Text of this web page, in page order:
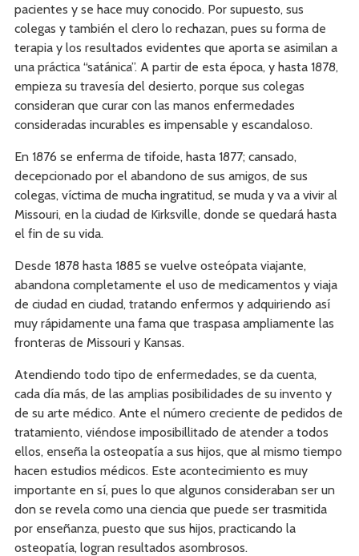
pacientes y se hace muy conocido. Por supuesto, sus
colegas y también el clero lo rechazan, pues su forma de
terapia y los resultados evidentes que aporta se asimilan a
una práctica “satánica”. A partir de esta época, y hasta 1878,
empieza su travesía del desierto, porque sus colegas
consideran que curar con las manos enfermedades
consideradas incurables es impensable y escandaloso.
En 1876 se enferma de tifoide, hasta 1877; cansado,
decepcionado por el abandono de sus amigos, de sus
colegas, víctima de mucha ingratitud, se muda y va a vivir al
Missouri, en la ciudad de Kirksville, donde se quedará hasta
el fin de su vida.
Desde 1878 hasta 1885 se vuelve osteópata viajante,
abandona completamente el uso de medicamentos y viaja
de ciudad en ciudad, tratando enfermos y adquiriendo así
muy rápidamente una fama que traspasa ampliamente las
fronteras de Missouri y Kansas.
Atendiendo todo tipo de enfermedades, se da cuenta,
cada día más, de las amplias posibilidades de su invento y
de su arte médico. Ante el número creciente de pedidos de
tratamiento, viéndose imposibillitado de atender a todos
ellos, enseña la osteopatía a sus hijos, que al mismo tiempo
hacen estudios médicos. Este acontecimiento es muy
importante en sí, pues lo que algunos consideraban ser un
don se revela como una ciencia que puede ser trasmitida
por enseñanza, puesto que sus hijos, practicando la
osteopatía, logran resultados asombrosos.